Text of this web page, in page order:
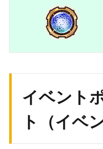
遺物
15000 討伐
20000 緋の
25000 蒼の
30000 ゴール
3位
称
煌
イベント
ト（イベ